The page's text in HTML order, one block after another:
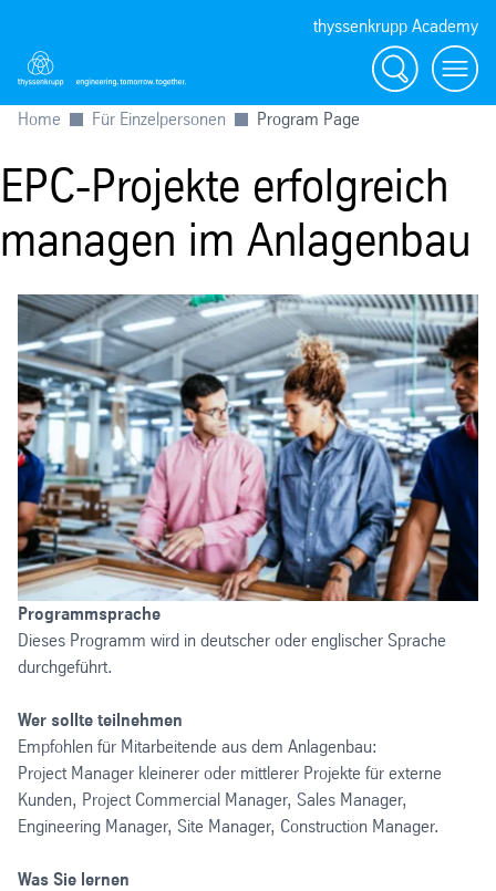
thyssenkrupp Academy
Suche
Menü
Home Für Einzelpersonen Program Page
EPC-Projekte erfolgreich
managen im Anlagenbau
Programmsprache
Dieses Programm wird in deutscher oder englischer Sprache
durchgeführt.
Wer sollte teilnehmen
Empfohlen für Mitarbeitende aus dem Anlagenbau:
Project Manager kleinerer oder mittlerer Projekte für externe
Kunden, Project Commercial Manager, Sales Manager,
Engineering Manager, Site Manager, Construction Manager.
Was Sie lernen